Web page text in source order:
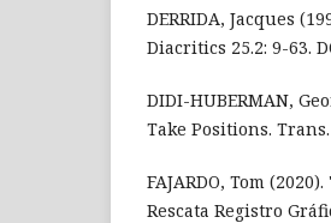
DERRIDA, Jacques
Diacritics 25.2: 9-63.
DIDI-HUBERMAN,
Take Positions.
FAJARDO, Tom
Rescata Registro